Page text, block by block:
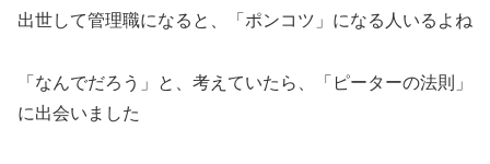
出世して管理職になると、「ポンコツ」になる人いるよね
「なんでだろう」と、考えていたら、「ピーターの法則」
に出会いました